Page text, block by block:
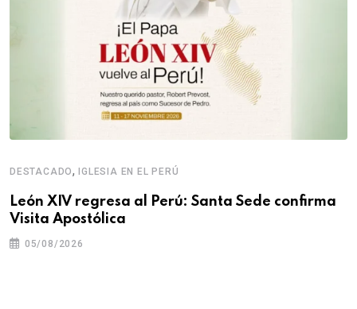
DESTACADO,IGLESIA EN EL PERÚ
León XIV regresa al Perú: Santa Sede confirma
Visita Apostólica
05/08/2026